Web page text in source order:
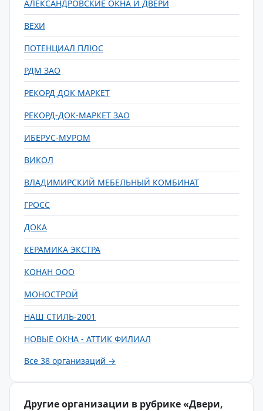
АЛЕКСАНДРОВСКИЕ ОКНА И ДВЕРИ
ВЕХИ
ПОТЕНЦИАЛ ПЛЮС
РДМ ЗАО
РЕКОРД ДОК МАРКЕТ
РЕКОРД-ДОК-МАРКЕТ ЗАО
ИБЕРУС-МУРОМ
ВИКОЛ
ВЛАДИМИРСКИЙ МЕБЕЛЬНЫЙ КОМБИНАТ
ГРОСС
ДОКА
КЕРАМИКА ЭКСТРА
КОНАН ООО
МОНОСТРОЙ
НАШ СТИЛЬ-2001
НОВЫЕ ОКНА - АТТИК ФИЛИАЛ
Все 38 организаций →
Другие организации в рубрике «Двери,